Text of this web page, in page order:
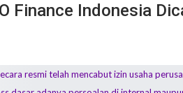
Finance Indonesia